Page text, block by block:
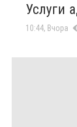
Услуги
10:44, Вчора